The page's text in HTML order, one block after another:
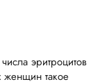
эритроцитов
такое